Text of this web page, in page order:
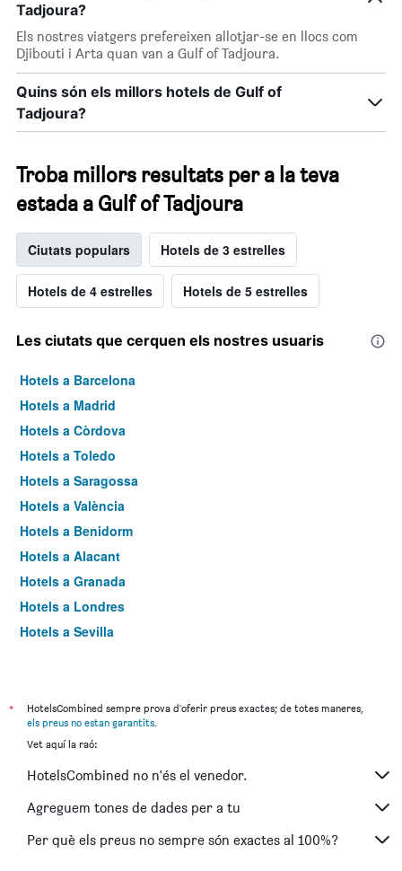
Tadjoura?
Els nostres viatgers prefereixen allotjar-se en llocs com
Djibouti i Arta quan van a Gulf of Tadjoura.
Quins són els millors hotels de Gulf of
Tadjoura?
Troba millors resultats per a la teva
estada a Gulf of Tadjoura
Ciutats populars Hotels de 3 estrelles
Hotels de 4 estrelles Hotels de 5 estrelles
Les ciutats que cerquen els nostres usuaris
Hotels a Barcelona
Hotels a Madrid
Hotels a Còrdova
Hotels a Toledo
Hotels a Saragossa
Hotels a València
Hotels a Benidorm
Hotels a Alacant
Hotels a Granada
Hotels a Londres
Hotels a Sevilla
*
HotelsCombined sempre prova d'oferir preus exactes; de totes maneres,
els preus no estan garantits.
Vet aquí la raó:
HotelsCombined no n'és el venedor.
Agreguem tones de dades per a tu
Per què els preus no sempre són exactes al 100%?